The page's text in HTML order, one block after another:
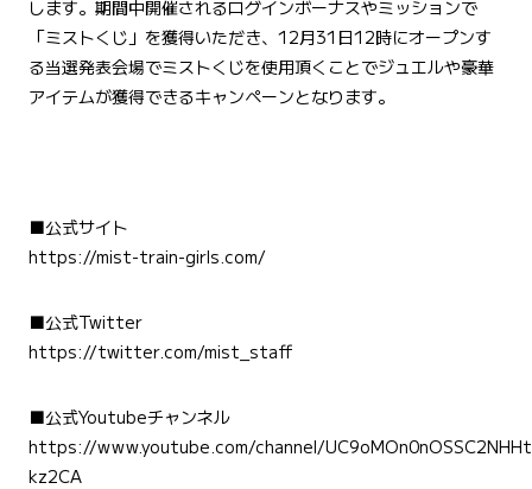
します。期間中開催されるログインボーナスやミッションで
「ミストくじ」を獲得いただき、12月31日12時にオープンす
る当選発表会場でミストくじを使用頂くことでジュエルや豪華
アイテムが獲得できるキャンペーンとなります。
■公式サイト
https://mist-train-girls.com/
■公式Twitter
https://twitter.com/mist_staff
■公式Youtubeチャンネル
https://www.youtube.com/channel/
kz2CA